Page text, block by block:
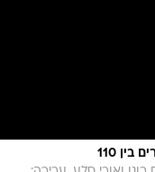
בווידאו: הפריימריז בליכוד - המתפקדים בוחרים בין 110